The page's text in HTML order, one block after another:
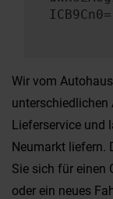
ICB9Cn0=
Wir vom
unterschiedlichen
Lieferservice und
Neumarkt liefern.
Sie sich für einen
oder ein neues